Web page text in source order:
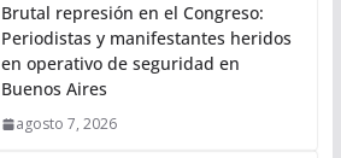
Brutal represión en el Congreso:
Periodistas y manifestantes heridos
en operativo de seguridad en
Buenos Aires
agosto 7, 2026